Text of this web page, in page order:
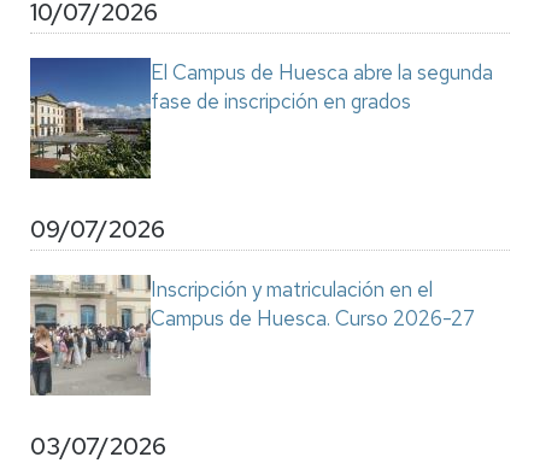
10/07/2026
El Campus de Huesca abre la segunda
fase de inscripción en grados
09/07/2026
Inscripción y matriculación en el
Campus de Huesca. Curso 2026-27
03/07/2026